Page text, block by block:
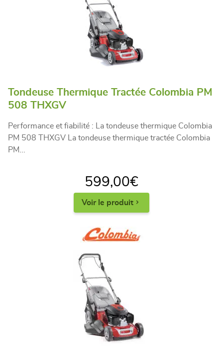
Tondeuse Thermique Tractée Colombia PM
508 THXGV
Performance et fiabilité : La tondeuse thermique Colombia
PM 508 THXGV La tondeuse thermique tractée Colombia
PM...
599,00€
Voir le produit